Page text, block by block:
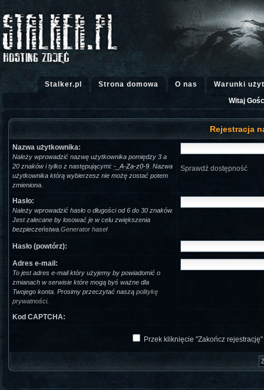
Stalker.pl Strona domowa O nas
Warunki
Witaj
Rejestracja
Nazwa użytkownika:
Należy wprowadzić nazwę użytkownika pomiędzy 3 a
20 znaków i tylko z następującymi: -_A-Za-z0-9 . Nazwa
użytkownika którą wybierzesz nie możę zostać potem
zmieniona.
Sprawdź dostępność
Hasło:
Należy wprowadzić hasło o długości od 6 do 30 znaków.
Jest zalecane by losować je w celu zwiększenia
bezpieczeństwa. Generator haseł
Hasło (powtórz):
Adres e-mail:
To jest adres e-mail który użyjemy by powiadomić o
zmianach w serwisie które mogą byś ważne dla
Twojego konta. Prosimy przeczytać naszą politykę
prywatności.
Kod CAPTCHA:
Przek kliknięcie "Zakończ